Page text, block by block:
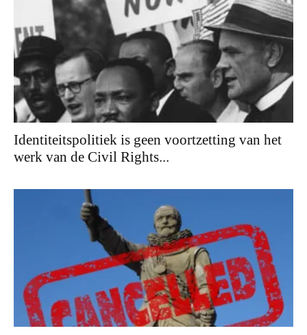
Identiteitspolitiek is geen voortzetting van het
werk van de Civil Rights...